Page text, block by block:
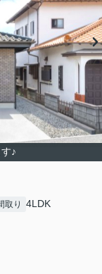
♪
取り 4LDK